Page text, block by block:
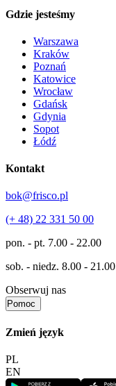
Gdzie jesteśmy
Warszawa
Kraków
Poznań
Katowice
Wrocław
Gdańsk
Gdynia
Sopot
Łódź
Kontakt
bok@frisco.pl
(+ 48) 22 331 50 00
pon. - pt. 7.00 - 22.00
sob. - niedz. 8.00 - 21.00
Obserwuj nas
Pomoc
Zmień język
PL
EN